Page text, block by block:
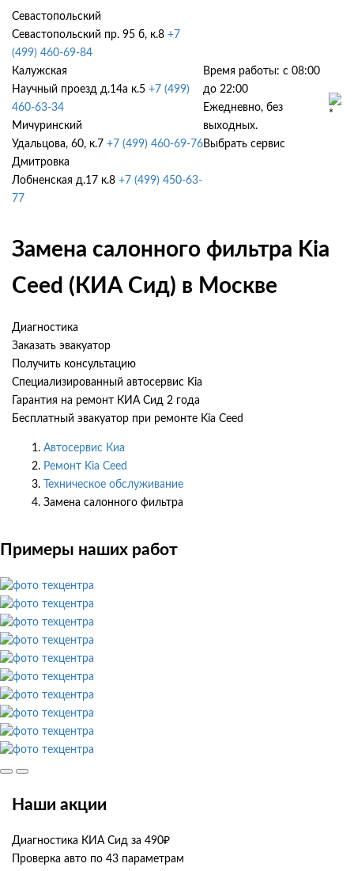
Севастопольский
Севастопольский пр. 95 б, к.8 +7
(499) 460-69-84
Калужская
Научный проезд д.14а к.5 +7 (499)
460-63-34
Мичуринский
Удальцова, 60, к.7 +7 (499) 460-69-76
Дмитровка
Лобненская д.17 к.8 +7 (499) 450-63-
77
Время работы: с 08:00
до 22:00
Ежедневно, без
выходных.
Выбрать сервис
Замена салонного фильтра Kia
Ceed (КИА Сид) в Москве
Диагностика
Заказать эвакуатор
Получить консультацию
Специализированный автосервис Kia
Гарантия на ремонт КИА Сид 2 года
Бесплатный эвакуатор при ремонте Kia Ceed
Автосервис Киа
Ремонт Kia Ceed
Техническое обслуживание
Замена салонного фильтра
Примеры наших работ
Наши акции
Диагностика КИА Сид за 490₽
Проверка авто по 43 параметрам